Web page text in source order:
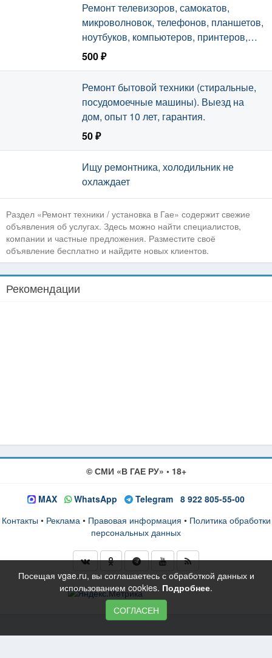
Ремонт телевизоров, самокатов,
микроволновок, телефонов, планшетов,
ноутбуков, компьютеров, принтеров,
игровых консолей и геймпадов.
500 ₽
Вчера, 13:55
Ремонт бытовой техники (стиральные,
посудомоечные машины). Выезд на
дом, опыт 10 лет, гарантия.
50 ₽
Вчера, 13:25
Ищу ремонтника, холодильник не
охлаждает
Раздел «Ремонт техники / установка в Гае» содержит свежие
объявления об услугах. Здесь можно найти специалистов,
компании и частные предложения. Разместите своё
объявление бесплатно и найдите новых клиентов.
Рекомендации
© СМИ «В ГАЕ РУ» • 18+
MAX WhatsApp Telegram 8 922 805-55-00
Контакты • Реклама• Правовая информация • Политика обработки
персональных данных
Посещая vgae.ru, вы соглашаетесь с обработкой данных и
использованием cookies. Подробнее.
СОГЛАСЕН